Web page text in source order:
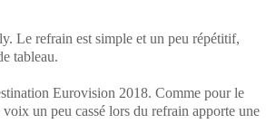
Le refrain est simple et un peu répétitif,
tableau.
Eurovision 2018. Comme pour le
un peu cassé lors du refrain apporte une